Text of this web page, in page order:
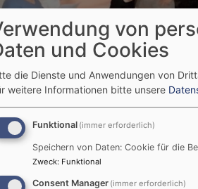
Singen für den Frieden!
Day:
von
und Cookies
die Dienste und Anwendungen von
weitere Informationen bitte unsere
Funktional (immer erforderlich)
Speichern von Daten: Cookie für die
Zweck: Funktional
Consent Manager (immer erforderlich)